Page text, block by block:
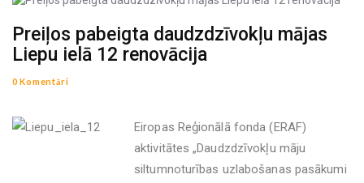
Preiļos pabeigta daudzdzīvokļu mājas
Liepu ielā 12 renovācija
0 Komentāri
Eiropas Reģionālā fonda (ERAF)
aktivitātes „Daudzdzīvokļu māju
siltumnoturības uzlabošanas pasākumi